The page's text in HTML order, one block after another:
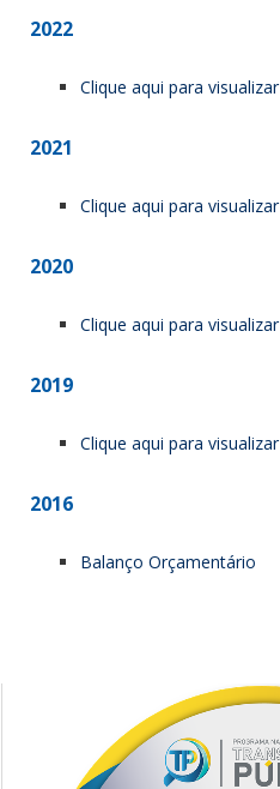
2022
Clique aqui para visualizar
2021
Clique aqui para visualizar
2020
Clique aqui para visualizar
2019
Clique aqui para visualizar
2016
Balanço Orçamentário